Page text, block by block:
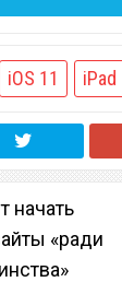
iOS 11 iPad
начать
«ради